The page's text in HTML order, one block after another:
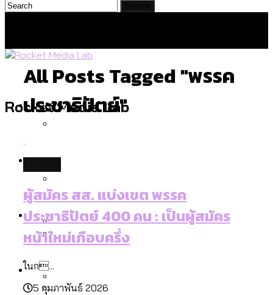
Rocket Media Lab
Politics
สำรวจร่างงบปี 70 ของ กทม. สำนักการ
จราจรฯ เพิ่ม 150% มีเพียง 5 เขตที่งบเพิ่ม
โดยเขตจตุจักรสูงสุด
เมื่อแยกท่องเที่ยวออกจากกีฬา กระทรวง
Environment
สำรวจเหตุไฟไหม้ในกรุงเทพฯ ส่วนใหญ่มา
จากไฟฟ้าลัดวงจร เขตจตุจักรเกิดไฟฟ้า
ลัดวงจรมากที่สุด
Culture
รับรองเพศของ Transgender ทั่วโลก
Economy
All Posts Tagged "พรรค
ประชาธิปัตย์"
ผู้สมัคร สส. แบ่งเขต พรรค
ประชาธิปัตย์ 400 คน : เป็นผู้สมัคร
หน้าใหม่เกือบครึ่ง
ในก...
5 กุมภาพันธ์ 2026